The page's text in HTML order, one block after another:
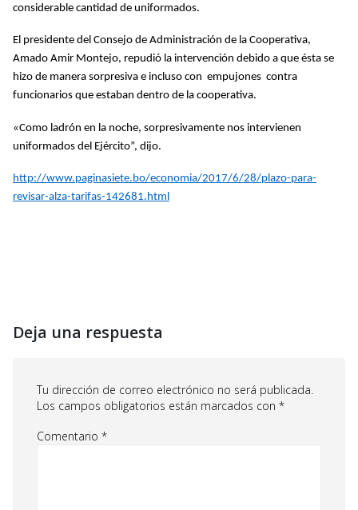
considerable cantidad de uniformados.
El presidente del Consejo de Administración de la Cooperativa,
Amado Amir Montejo, repudió la intervención debido a que ésta se
hizo de manera sorpresiva e incluso con empujones contra
funcionarios que estaban dentro de la cooperativa.
«Como ladrón en la noche, sorpresivamente nos intervienen
uniformados del Ejército”, dijo.
http://www.paginasiete.bo/economia/2017/6/28/plazo-para-
revisar-alza-tarifas-142681.html
Deja una respuesta
Tu dirección de correo electrónico no será publicada.
Los campos obligatorios están marcados con *
Comentario *